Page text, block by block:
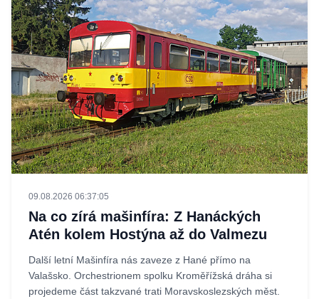
09.08.2026 06:37:05
Na co zírá mašinfíra: Z Hanáckých
Atén kolem Hostýna až do Valmezu
Další letní Mašinfíra nás zaveze z Hané přímo na
Valašsko. Orchestrionem spolku Kroměřížská dráha si
projedeme část takzvané trati Moravskoslezských měst.